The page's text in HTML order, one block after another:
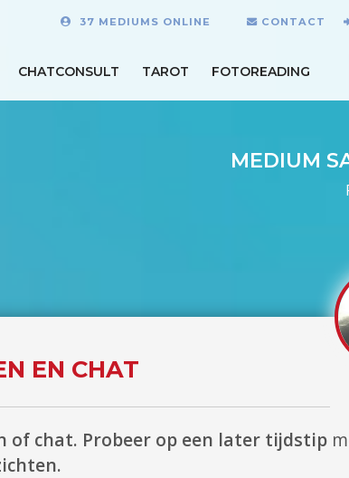
37 MEDIUMS ONLINE CONTACT
CHATCONSULT TAROT FOTOREADING
MEDIUM
EN CHAT
of chat. Probeer op een later tijdstip